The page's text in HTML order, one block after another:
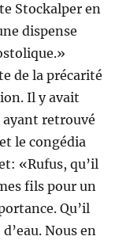
Stockalper en
dispense
de la précarité
Il y avait
ayant retrouvé
le congédia
«Rufus, qu’il
fils pour un
Qu’il
Nous en